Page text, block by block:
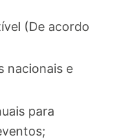
(De acordo
nacionais e
para